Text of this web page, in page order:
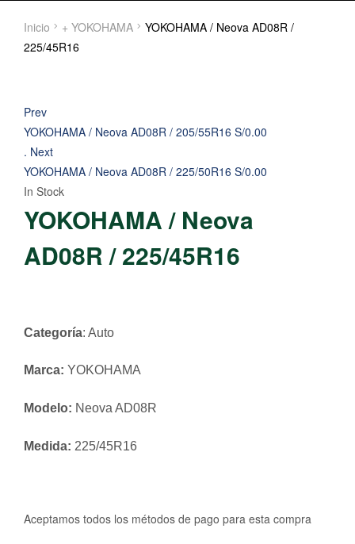
Inicio + YOKOHAMA
YOKOHAMA / Neova AD08R /
225/45R16
Prev
YOKOHAMA / Neova AD08R / 205/55R16 S/0.00
. Next
YOKOHAMA / Neova AD08R / 225/50R16 S/0.00
In Stock
YOKOHAMA / Neova
AD08R / 225/45R16
Categoría: Auto
Marca: YOKOHAMA
Modelo: Neova AD08R
Medida: 225/45R16
Aceptamos todos los métodos de pago para esta compra